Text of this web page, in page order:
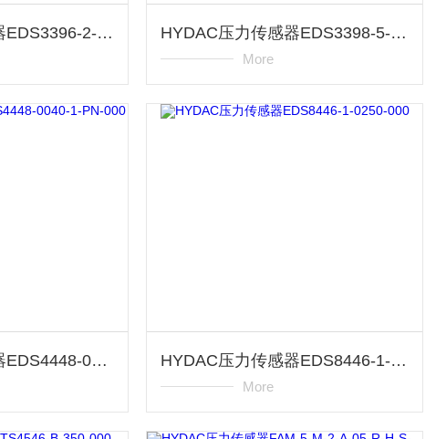
HYDAC压力传感器EDS3396-2-0010-V00-F1 HYDAC压力传感器EDS3398-5-0016-000-F1
More
HYDAC压力传感器EDS4448-0040-1-PN-000 HYDAC压力传感器EDS8446-1-0250-000
More